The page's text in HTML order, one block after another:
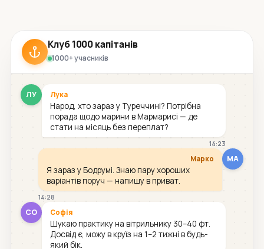
Клуб 1000 капітанів
1000+ учасників
ЛУ Лука
Народ, хто зараз у Туреччині? Потрібна
порада щодо марини в Мармарисі — де
стати на місяць без переплат?
14:23
МА
Марко
Я зараз у Бодрумі. Знаю пару хороших
варіантів поруч — напишу в приват.
14:28
СО Софія
Шукаю практику на вітрильнику 30–40 фт.
Досвід є, можу в круїз на 1–2 тижні в будь-
який бік.